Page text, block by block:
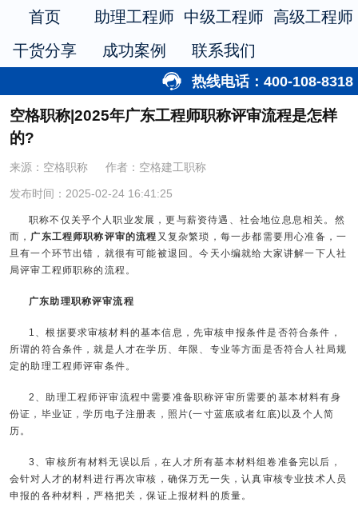
首页 助理工程师 中级工程师 高级工程师
干货分享
成功案例 联系我们
热线电话：400-108-8318
空格职称|2025年广东工程师职称评审流程是怎样
的?
来源：空格职称 作者：空格建工职称
发布时间：2025-02-24 16:41:25
职称不仅关乎个人职业发展，更与薪资待遇、社会地位息息相关。然
而， 广东工程师职称评审的流程 又复杂繁琐，每一步都需要用心准备，一
旦有一个环节出错，就很有可能被退回。今天小编就给大家讲解一下人社
局评审工程师职称的流程。
广东助理职称评审流程
1、根据要求审核材料的基本信息，先审核申报条件是否符合条件，
所谓的符合条件，就是人才在学历、年限、专业等方面是否符合人社局规
定的助理工程师评审条件。
2、助理工程师评审流程中需要准备职称评审所需要的基本材料有身
份证，毕业证，学历电子注册表，照片(一寸蓝底或者红底)以及个人简
历。
3、审核所有材料无误以后，在人才所有基本材料组卷准备完以后，
会针对人才的材料进行再次审核，确保万无一失，认真审核专业技术人员
申报的各种材料，严格把关，保证上报材料的质量。